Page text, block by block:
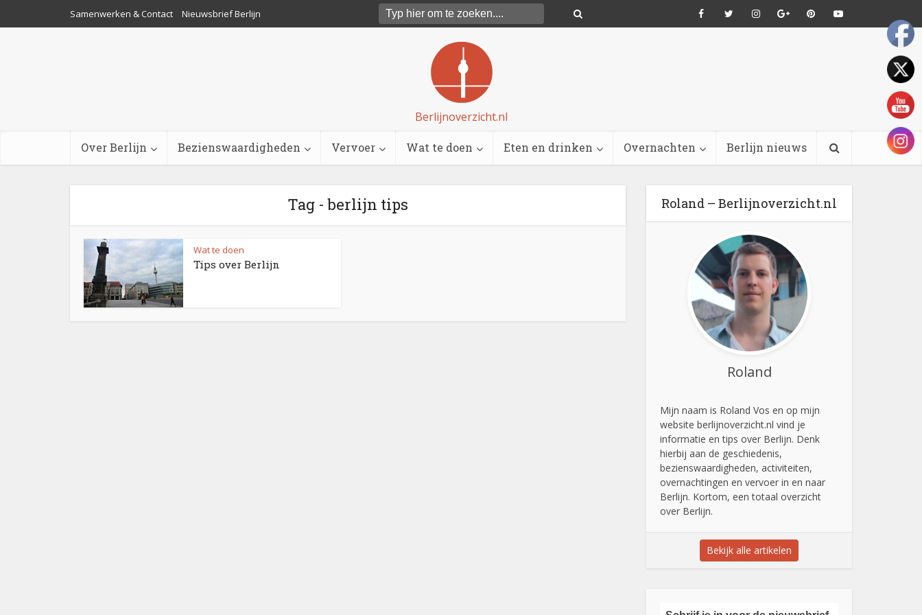
Samenwerken & Contact Nieuwsbrief Berlijn
Berlijnoverzicht.nl
Over Berlijn Bezienswaardigheden Vervoer Wat te doen Eten en drinken Overnachten Berlijn nieuws
Tag - berlijn tips
Wat te doen
Tips over Berlijn
Roland – Berlijnoverzicht.nl
Roland
Mijn naam is Roland Vos en op mijn
website berlijnoverzicht.nl vind je
informatie en tips over Berlijn. Denk
hierbij aan de geschiedenis,
bezienswaardigheden, activiteiten,
overnachtingen en vervoer in en naar
Berlijn. Kortom, een totaal overzicht
over Berlijn.
Bekijk alle artikelen